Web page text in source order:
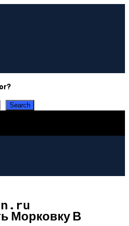
Морковку В